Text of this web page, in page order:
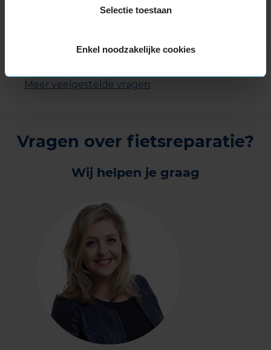
Selectie toestaan
Enkel noodzakelijke cookies
Wat is een derailleur?
Meer veelgestelde vragen
Vragen over fietsreparatie?
Wij helpen je graag